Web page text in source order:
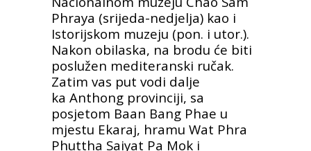
Phraya (srijeda-nedjelja) kao i
Istorijskom muzeju (pon. i utor.).
Nakon obilaska, na brodu će biti
poslužen mediteranski ručak.
Zatim vas put vodi dalje
ka Anthong provinciji, sa
posjetom Baan Bang Phae u
mjestu Ekaraj, hramu Wat Phra
Phuttha Saiyat Pa Mok i